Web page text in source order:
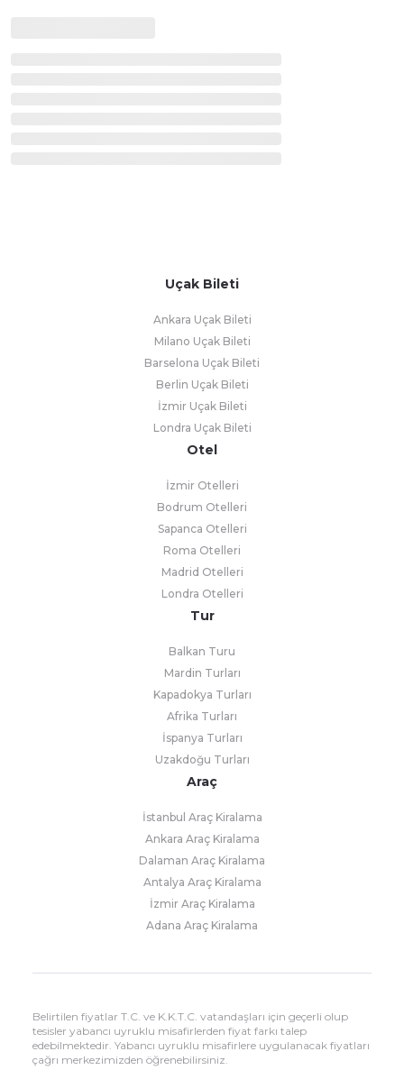
Uçak Bileti
Ankara Uçak Bileti
Milano Uçak Bileti
Barselona Uçak Bileti
Berlin Uçak Bileti
İzmir Uçak Bileti
Londra Uçak Bileti
Otel
İzmir Otelleri
Bodrum Otelleri
Sapanca Otelleri
Roma Otelleri
Madrid Otelleri
Londra Otelleri
Tur
Balkan Turu
Mardin Turları
Kapadokya Turları
Afrika Turları
İspanya Turları
Uzakdoğu Turları
Araç
İstanbul Araç Kiralama
Ankara Araç Kiralama
Dalaman Araç Kiralama
Antalya Araç Kiralama
İzmir Araç Kiralama
Adana Araç Kiralama
Belirtilen fiyatlar T.C. ve K.K.T.C. vatandaşları için geçerli olup
tesisler yabancı uyruklu misafirlerden fiyat farkı talep
edebilmektedir. Yabancı uyruklu misafirlere uygulanacak fiyatları
çağrı merkezimizden öğrenebilirsiniz.